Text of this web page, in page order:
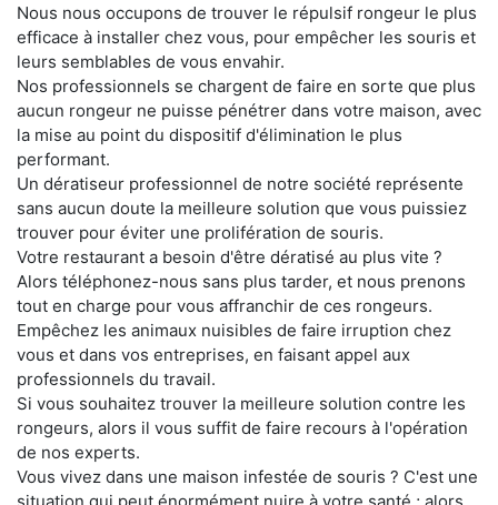
Nous nous occupons de trouver le répulsif rongeur le plus
efficace à installer chez vous, pour empêcher les souris et
leurs semblables de vous envahir.
Nos professionnels se chargent de faire en sorte que plus
aucun rongeur ne puisse pénétrer dans votre maison, avec
la mise au point du dispositif d'élimination le plus
performant.
Un dératiseur professionnel de notre société représente
sans aucun doute la meilleure solution que vous puissiez
trouver pour éviter une prolifération de souris.
Votre restaurant a besoin d'être dératisé au plus vite ?
Alors téléphonez-nous sans plus tarder, et nous prenons
tout en charge pour vous affranchir de ces rongeurs.
Empêchez les animaux nuisibles de faire irruption chez
vous et dans vos entreprises, en faisant appel aux
professionnels du travail.
Si vous souhaitez trouver la meilleure solution contre les
rongeurs, alors il vous suffit de faire recours à l'opération
de nos experts.
Vous vivez dans une maison infestée de souris ? C'est une
situation qui peut énormément nuire à votre santé ; alors